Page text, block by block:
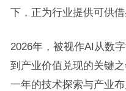
下，正为行业提供可供借
2026年，被视作AI从数
到产业价值兑现的关键
一年的技术探索与产业布